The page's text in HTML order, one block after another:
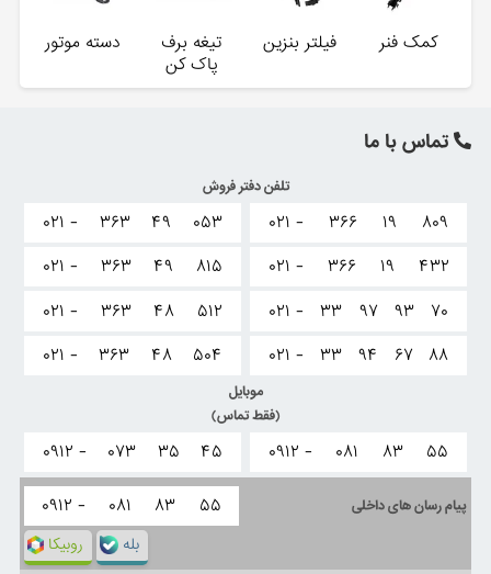
کمک فنر فیلتر بنزین
تیغه برف
پاک کن
دسته موتور
تماس با ما
تلفن دفتر فروش
۰۲۱ - ۳۶۶ ۱۹
۸۰۹
۰۲۱ -
۳۶۶ ۱۹
۴۳۲
۰۲۱ -
۳۳ ۹۷ ۹۳
۷۰
۰۲۱ -
۳۳ ۹۴ ۶۷ ۸۸
۰۲۱ - ۳۶۳ ۴۹
۰۵۳
۰۲۱ -
۳۶۳ ۴۹
۸۱۵
۰۲۱ -
۳۶۳ ۴۸
۵۱۲
۰۲۱ -
۳۶۳ ۴۸ ۵۰۴
موبایل
(فقط تماس)
۰۹۱۲ - ۰۸۱ ۸۳ ۵۵ ۰۹۱۲ - ۰۷۳ ۳۵ ۴۵
پیام رسان های داخلی ۰۹۱۲ - ۰۸۱ ۸۳ ۵۵
روبیکا بله